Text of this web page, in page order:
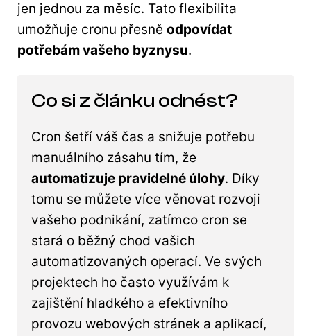
jen jednou za měsíc. Tato flexibilita
umožňuje cronu přesně odpovídat
potřebám vašeho byznysu.
Co si z článku odnést?
Cron šetří váš čas a snižuje potřebu
manuálního zásahu tím, že
automatizuje pravidelné úlohy. Díky
tomu se můžete více věnovat rozvoji
vašeho podnikání, zatímco cron se
stará o běžný chod vašich
automatizovaných operací. Ve svých
projektech ho často využívám k
zajištění hladkého a efektivního
provozu webových stránek a aplikací,